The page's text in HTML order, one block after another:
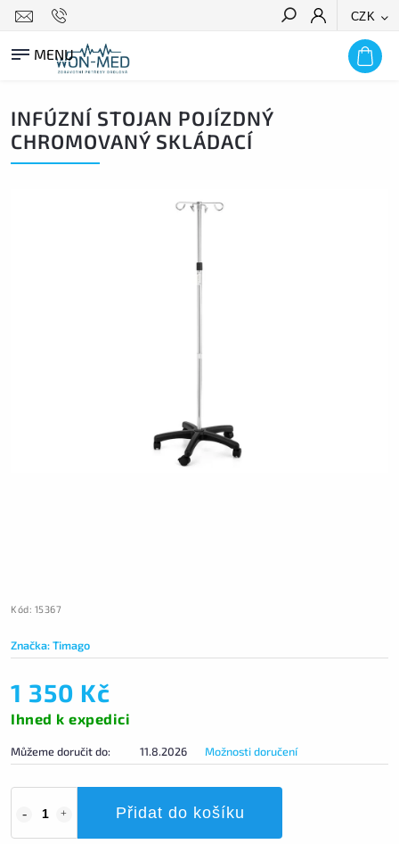
CZK
HLEDAT
INFÚZNÍ STOJAN POJÍZDNÝ
CHROMOVANÝ SKLÁDACÍ
Kód: 15367
Značka:Timago
1 350 Kč
Ihned k expedici
Můžeme doručit do: 11.8.2026 Možnosti doručení
Přidat do košíku